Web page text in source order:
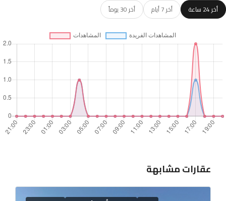
أخر 24 ساعة أخر 7 أيام أخر 30 يوماً
عقارات مشابهة